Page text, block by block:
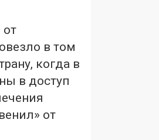
от
в том
когда в
в доступ
от